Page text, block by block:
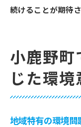
続けることが期待さ
小鹿野
じた環
地域特有の環境問